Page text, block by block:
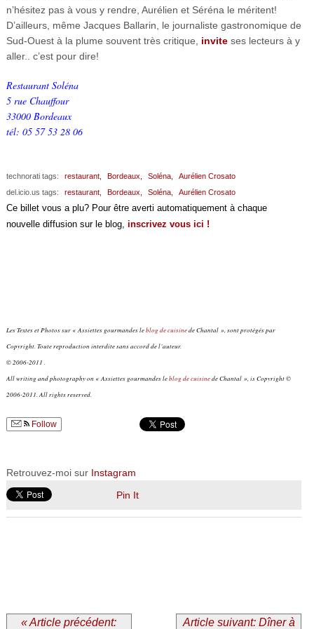
n’hésitez pas à vous y rendre, Aurélien et Séréna le méritent!
D’ailleurs, même Jacques Ballarin, le journaliste gastronomique de
Sud-Ouest à la plume souvent très critique, inviteses lecteurs à y
aller.. c’est pour dire!
Restaurant Soléna
5 rue Chauffour
33000 Bordeaux
tél: 05 57 53 28 06
technorati tags: restaurant, Bordeaux, Soléna,
Aurélien Crosato
del.icio.us tags:
restaurant, Bordeaux, Soléna, Aurélien Crosato
Ce billet vous a plu? Pour être averti automatiquement à chaque
nouvelle diffusion sur le blog, inscrivez vous ici !
Les Textes et Photos sur « Assiettes gourmandes leblog de cuisinede Chantal », sont protégés par
Copyright. Toute reproduction interdite sans accord de l’auteur.
© 2006-2011 .
All writing and photography on « Assiettes gourmandes leblog de cuisinede Chantal », is Copyright ©
2006-2011. All rights reserved.
Follow
Retrouvez-moi sur Instagram
Pin It
« Article précédent:
Article suivant: Dîner à